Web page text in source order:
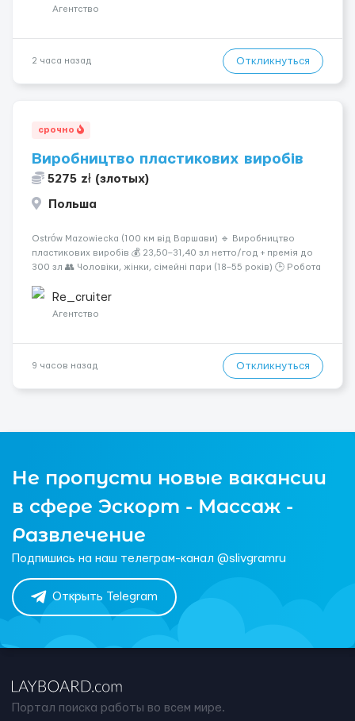
Штукатурные работы ...
Агентство
2 часа назад Откликнуться
срочно
Виробництво пластикових виробів
5275 zł (злотых)
Польша
Ostrów Mazowiecka (100 км від Варшави) 🔹 Виробництво
пластикових виробів 💰 23,50–31,40 зл нетто/год + премія до
300 зл 👥 Чоловіки, жінки, сімейні пари (18–55 років) 🕒 Робота
житло — 400 зл. 📦 Обов...
Re_cruiter
Агентство
9 часов назад Откликнуться
Не пропусти новые вакансии
в сфере Эскорт - Массаж -
Развлечение
Подпишись на наш телеграм-канал @slivgramru
Открыть Telegram
Портал поиска работы во всем мире.